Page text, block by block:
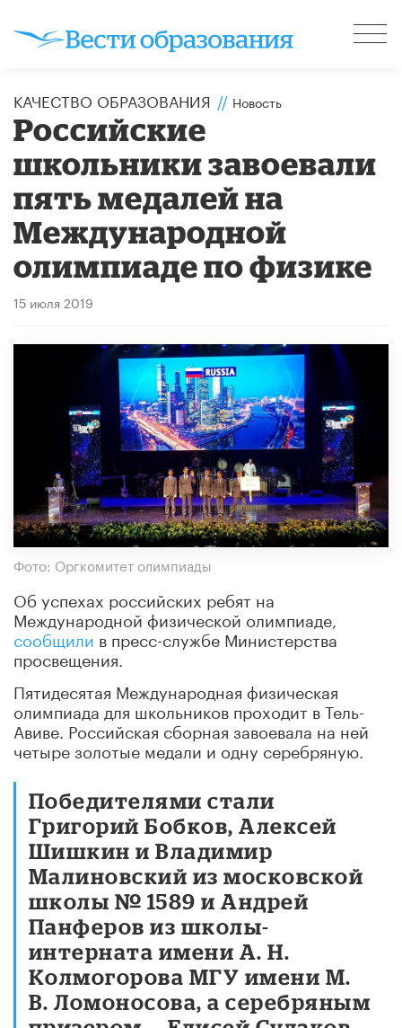
КАЧЕСТВО ОБРАЗОВАНИЯ // Новость
Российские
школьники завоевали
пять медалей на
Международной
олимпиаде по физике
15 июля 2019
Фото: Оргкомитет олимпиады
Об успехах российских ребят на
Международной физической олимпиаде,
сообщили в пресс-службе Министерства
просвещения.
Пятидесятая Международная физическая
олимпиада для школьников проходит в Тель-
Авиве. Российская сборная завоевала на ней
четыре золотые медали и одну серебряную.
Победителями стали
Григорий Бобков, Алексей
Шишкин и Владимир
Малиновский из московской
школы № 1589 и Андрей
Панферов из школы-
интерната имени А. Н.
Колмогорова МГУ имени М.
В. Ломоносова, а серебряным